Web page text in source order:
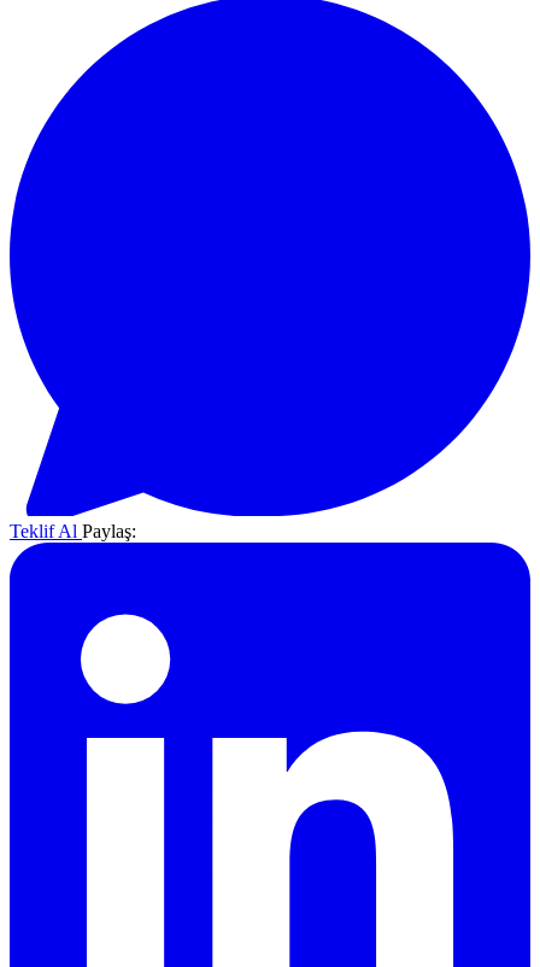
Teklif Al Paylaş: